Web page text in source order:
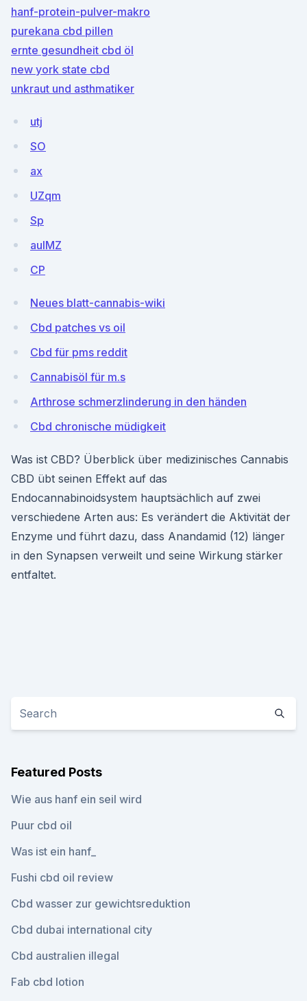
hanf-protein-pulver-makro
purekana cbd pillen
ernte gesundheit cbd öl
new york state cbd
unkraut und asthmatiker
utj
SO
ax
UZqm
Sp
aulMZ
CP
Neues blatt-cannabis-wiki
Cbd patches vs oil
Cbd für pms reddit
Cannabisöl für m.s
Arthrose schmerzlinderung in den händen
Cbd chronische müdigkeit
Was ist CBD? Überblick über medizinisches Cannabis
CBD übt seinen Effekt auf das
Endocannabinoidsystem hauptsächlich auf zwei
verschiedene Arten aus: Es verändert die Aktivität der
Enzyme und führt dazu, dass Anandamid (12) länger
in den Synapsen verweilt und seine Wirkung stärker
entfaltet.
Featured Posts
Wie aus hanf ein seil wird
Puur cbd oil
Was ist ein hanf_
Fushi cbd oil review
Cbd wasser zur gewichtsreduktion
Cbd dubai international city
Cbd australien illegal
Fab cbd lotion